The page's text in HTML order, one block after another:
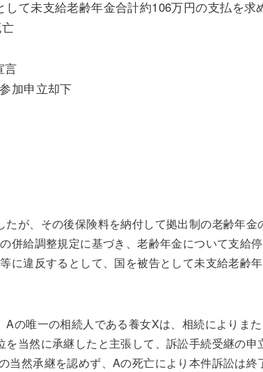
て未支給老齢年金合計約106万円の支払を求
言
加申立却下
が、その後保険料を納付して拠出制の老齢年
併給調整規定に基づき、老齢年金について支給
に違反するとして、国を被告として未支給老齢
の唯一の相続人である養女Xは、相続によりま
当然に承継したと主張して、訴訟手続受継の
然承継を認めず、Aの死亡により本件訴訟は終